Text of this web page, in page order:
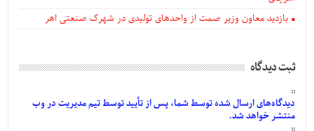
بازدید معاون وزیر صمت از واحدهای تولیدی در شهرک صنعتی اهر
ثبت دیدگاه
دیدگاه‌هایارسالشدهتوسط شما، پس ازتأییدتوسط تیم مدیریت در وب
منتشر خواهد شد.